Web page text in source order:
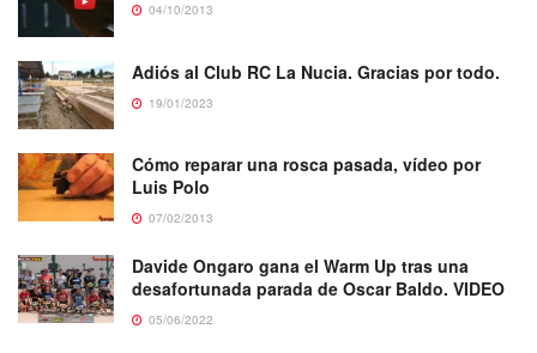
04/10/2013
Adiós al Club RC La Nucia. Gracias por todo.
19/01/2023
Cómo reparar una rosca pasada, vídeo por
Luis Polo
07/02/2013
Davide Ongaro gana el Warm Up tras una
desafortunada parada de Oscar Baldo. VIDEO
05/06/2022